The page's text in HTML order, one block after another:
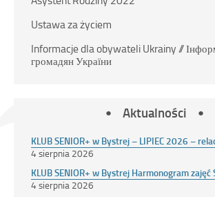
Ustawa za życiem
Informacje dla obywateli Ukrainy //
громадян України
Aktualności
KLUB SENIOR+ w Bystrej – LIPIEC 2026 –
4 sierpnia 2026
KLUB SENIOR+ w Bystrej Harmonogram zajęć
4 sierpnia 2026